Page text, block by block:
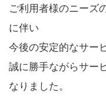
ご利用者様のニーズ
に伴い
今後の安定的なサー
誠に勝手ながらサー
なりました。